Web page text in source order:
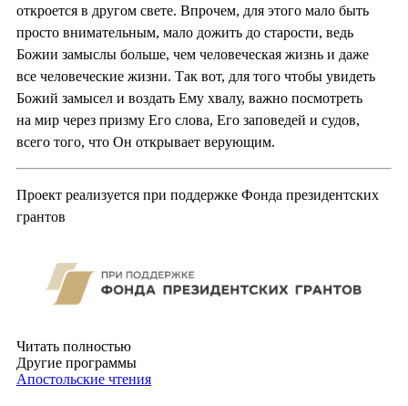
откроется в другом свете. Впрочем, для этого мало быть
просто внимательным, мало дожить до старости, ведь
Божии замыслы больше, чем человеческая жизнь и даже
все человеческие жизни. Так вот, для того чтобы увидеть
Божий замысел и воздать Ему хвалу, важно посмотреть
на мир через призму Его слова, Его заповедей и судов,
всего того, что Он открывает верующим.
Проект реализуется при поддержке Фонда президентских
грантов
Читать полностью
Другие программы
Апостольские чтения